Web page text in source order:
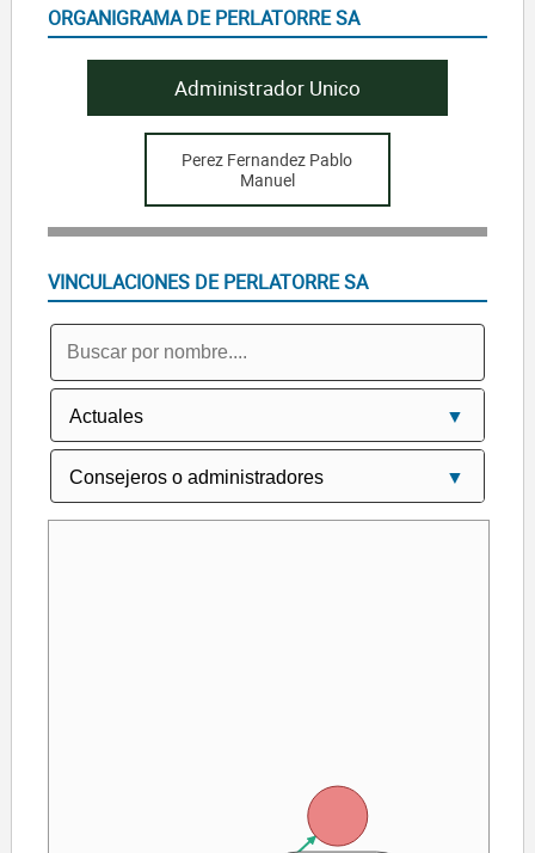
ORGANIGRAMA DE PERLATORRE SA
Administrador Unico
Perez Fernandez Pablo
Manuel
VINCULACIONES DE PERLATORRE SA